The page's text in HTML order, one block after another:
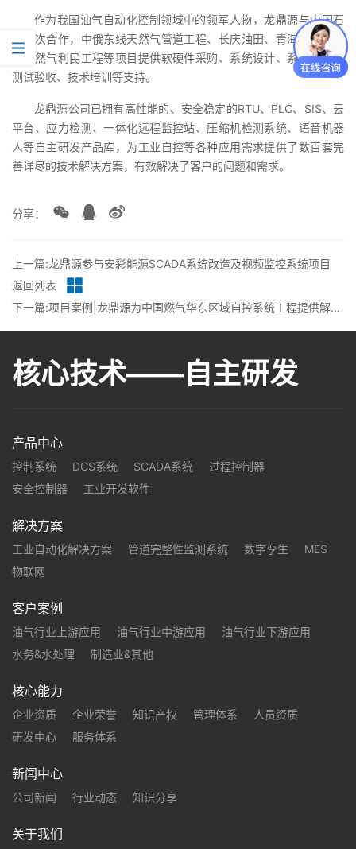
作为我国油气自动化控制领域中的领军人物，龙鼎源与中国石
油多次合作，中俄东线天然气管道工程、长庆油田、青海油田、南
疆天然气利民工程等项目提供软硬件采购、系统设计、系统组态、
测试验收、技术培训等支持。
龙鼎源公司已拥有高性能的、安全稳定的RTU、PLC、SIS、云
平台、应力检测、一体化远程监控站、压缩机检测系统、语音机器
人等自主研发产品库，为工业自控等各种应用需求提供了数百套完
善详尽的技术解决方案，有效解决了客户的问题和需求。
分享：
上一篇:龙鼎源参与安彩能源SCADA系统改造及视频监控系统项目
返回列表
下一篇:项目案例|龙鼎源为中国燃气华东区域自控系统工程提供解决方案
核心技术——自主研发
产品中心
控制系统 DCS系统 SCADA系统
过程控制器
安全控制器
工业开发软件
解决方案
工业自动化解决方案 管道完整性监测系统 数字孪生
MES
物联网
客户案例
油气行业上游应用 油气行业中游应用
油气行业下游应用
水务&水处理
制造业&其他
核心能力
企业资质 企业荣誉 知识产权 管理体系
人员资质
研发中心
服务体系
新闻中心
公司新闻 行业动态 知识分享
关于我们